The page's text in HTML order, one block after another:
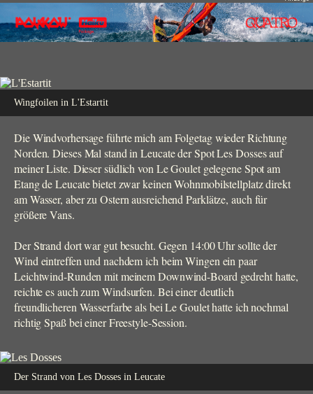
Wingfoilen in L'Estartit
Die Windvorhersage führte mich am Folgetag wieder Richtung
Norden. Dieses Mal stand in Leucate der Spot Les Dosses auf
meiner Liste. Dieser südlich von Le Goulet gelegene Spot am
Etang de Leucate bietet zwar keinen Wohnmobilstellplatz direkt
am Wasser, aber zu Ostern ausreichend Parklätze, auch für
größere Vans.
Der Strand dort war gut besucht. Gegen 14:00 Uhr sollte der
Wind eintreffen und nachdem ich beim Wingen ein paar
Leichtwind-Runden mit meinem Downwind-Board gedreht hatte,
reichte es auch zum Windsurfen. Bei einer deutlich
freundlicheren Wasserfarbe als bei Le Goulet hatte ich nochmal
richtig Spaß bei einer Freestyle-Session.
Der Strand von Les Dosses in Leucate